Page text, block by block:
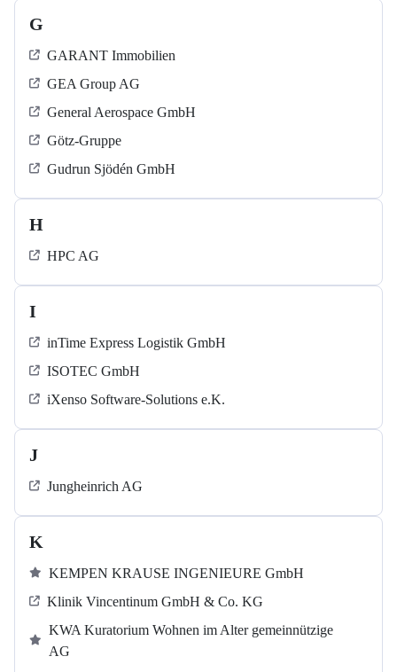
G
GARANT Immobilien
GEA Group AG
General Aerospace GmbH
Götz-Gruppe
Gudrun Sjödén GmbH
H
HPC AG
I
inTime Express Logistik GmbH
ISOTEC GmbH
iXenso Software-Solutions e.K.
J
Jungheinrich AG
K
KEMPEN KRAUSE INGENIEURE GmbH
Klinik Vincentinum GmbH & Co. KG
KWA Kuratorium Wohnen im Alter gemeinnützige
AG